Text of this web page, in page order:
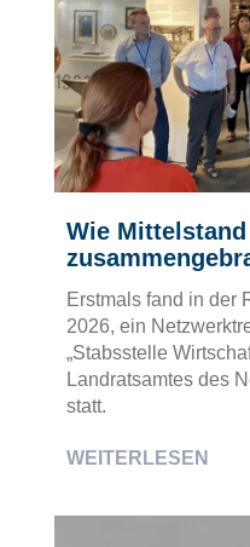
Wie
Erstmals fand in der
2026, ein
„Stabsstelle
Landratsamtes des
statt.
WEITERLESEN